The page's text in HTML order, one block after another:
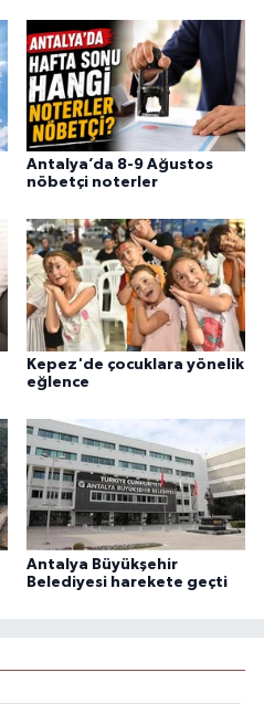
Antalya’da 8-9 Ağustos
nöbetçi noterler
Kepez'de çocuklara yönelik
eğlence
Antalya Büyükşehir
Belediyesi harekete geçti